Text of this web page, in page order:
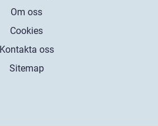
Om oss
Cookies
Kontakta oss
Sitemap